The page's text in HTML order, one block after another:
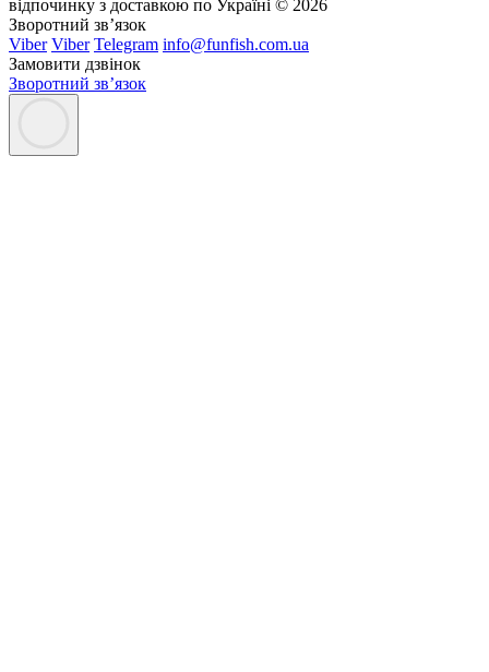
відпочинку з доставкою по Україні © 2026
Зворотний зв’язок
Viber Viber Telegram info@funfish.com.ua
Замовити дзвінок
Зворотний зв’язок